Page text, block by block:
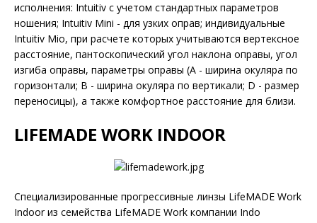
исполнения: Intuitiv с учетом стандартных параметров
ношения; Intuitiv Mini - для узких оправ; индивидуальные
Intuitiv Mio, при расчете которых учитываются вертексное
расстояние, пантоскопический угол наклона оправы, угол
изгиба оправы, параметры оправы (A - ширина окуляра по
горизонтали; B - ширина окуляра по вертикали; D - размер
переносицы), а также комфортное расстояние для близи.
LIFEMADE WORK INDOOR
Специализированные прогрессивные линзы LifeMADE Work
Indoor из семейства LifeMADE Work компании Indo